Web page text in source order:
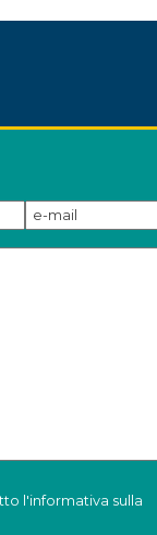
l'informativa sulla